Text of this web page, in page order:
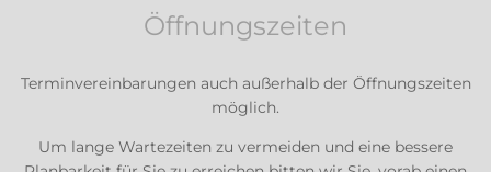
Öffnungszeiten
Terminvereinbarungen auch außerhalb der Öffnungszeiten
möglich.
Um lange Wartezeiten zu vermeiden und eine bessere